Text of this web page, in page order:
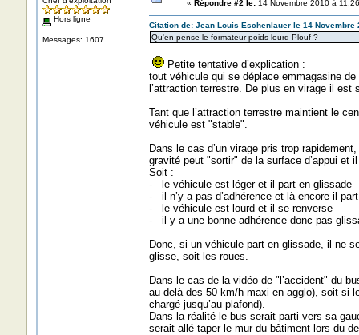
Hors ligne
Messages: 1607
« Répondre #2 le:14 Novembre 2010 à
Citation de: Jean Louis Eschenlauer le 14 Novembre
Qu'en pense le formateur poids lourd Plouf ?
Petite tentative d’explication :
tout véhicule qui se déplace emmagasine
l’attraction terrestre. De plus en virage il
Tant que l’attraction terrestre maintient le
véhicule est "stable".
Dans le cas d’un virage pris trop
gravité peut "sortir" de la surface d’appui et
Soit :
- le véhicule est léger et il part en glissade
- il n’y a pas d’adhérence et là encore il
- le véhicule est lourd et il se renverse
- il y a une bonne adhérence donc pas
Donc, si un véhicule part en glissade, il ne
glisse, soit les roues.
Dans le cas de la vidéo de "l’accident" du
au-delà des 50 km/h maxi en agglo), soit si
chargé jusqu’au plafond).
Dans la réalité le bus serait parti vers sa
serait allé taper le mur du bâtiment lors du